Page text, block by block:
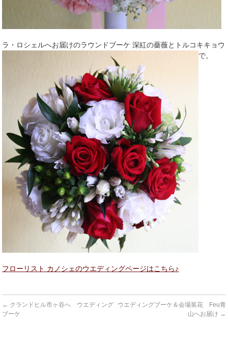
ラ・ロシェルへお届けのラウンドブーケ 深紅の薔薇とトルコキキョウ
で。
フローリスト カノシェのウエディングページはこちら♪
← クランドヒル市ヶ谷へ ウエディング
ブーケ
ウエディングブーケ＆会場装花 Feu青
山へお届け →